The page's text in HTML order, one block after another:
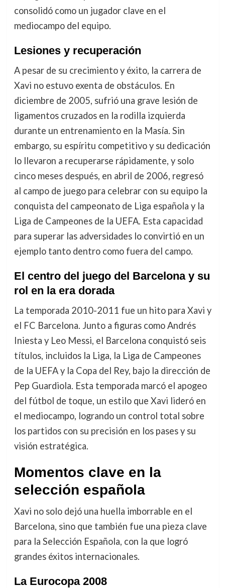
consolidó como un jugador clave en el
mediocampo del equipo.
Lesiones y recuperación
A pesar de su crecimiento y éxito, la carrera de
Xavi no estuvo exenta de obstáculos. En
diciembre de 2005, sufrió una grave lesión de
ligamentos cruzados en la rodilla izquierda
durante un entrenamiento en la Masía. Sin
embargo, su espíritu competitivo y su dedicación
lo llevaron a recuperarse rápidamente, y solo
cinco meses después, en abril de 2006, regresó
al campo de juego para celebrar con su equipo la
conquista del campeonato de Liga española y la
Liga de Campeones de la UEFA. Esta capacidad
para superar las adversidades lo convirtió en un
ejemplo tanto dentro como fuera del campo.
El centro del juego del Barcelona y su
rol en la era dorada
La temporada 2010-2011 fue un hito para Xavi y
el FC Barcelona. Junto a figuras como Andrés
Iniesta y Leo Messi, el Barcelona conquistó seis
títulos, incluidos la Liga, la Liga de Campeones
de la UEFA y la Copa del Rey, bajo la dirección de
Pep Guardiola. Esta temporada marcó el apogeo
del fútbol de toque, un estilo que Xavi lideró en
el mediocampo, logrando un control total sobre
los partidos con su precisión en los pases y su
visión estratégica.
Momentos clave en la
selección española
Xavi no solo dejó una huella imborrable en el
Barcelona, sino que también fue una pieza clave
para la Selección Española, con la que logró
grandes éxitos internacionales.
La Eurocopa 2008